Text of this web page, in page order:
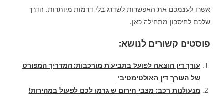
אשרו לעצמכם את האפשרות לשדרג בלי דרמות מיותרות. הדרך
שלכם לחיסכון מתחילה כאן.
פוסטים קשורים לנושא:
עורך דין הוצאה לפועל בתביעות מורכבות: המדריך המפורט
של העורך דין האולטימטיבי
מנעולנות רכב: מצבי חירום שיגרמו לכם לפעול במהירות!